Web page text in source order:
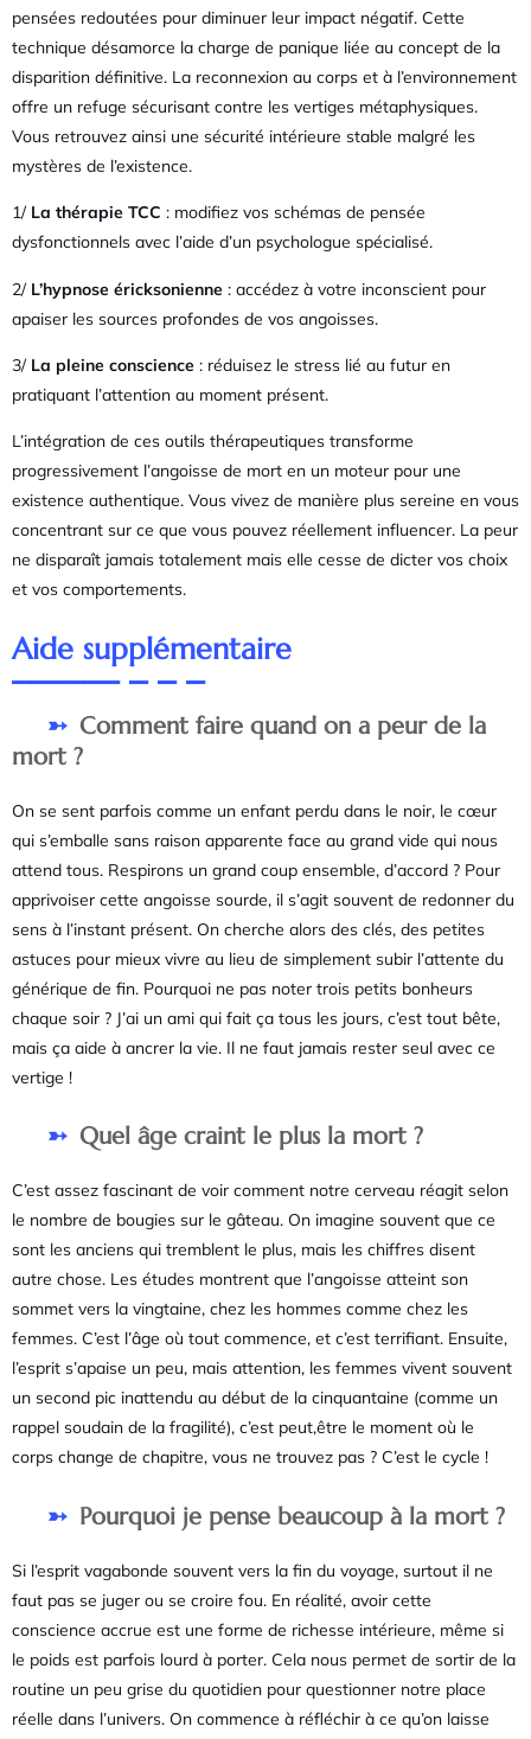
pensées redoutées pour diminuer leur impact négatif. Cette
technique désamorce la charge de panique liée au concept de la
disparition définitive. La reconnexion au corps et à l’environnement
offre un refuge sécurisant contre les vertiges métaphysiques.
Vous retrouvez ainsi une sécurité intérieure stable malgré les
mystères de l’existence.
1/ La thérapie TCC : modifiez vos schémas de pensée
dysfonctionnels avec l’aide d’un psychologue spécialisé.
2/ L’hypnose éricksonienne : accédez à votre inconscient pour
apaiser les sources profondes de vos angoisses.
3/ La pleine conscience : réduisez le stress lié au futur en
pratiquant l’attention au moment présent.
L’intégration de ces outils thérapeutiques transforme
progressivement l’angoisse de mort en un moteur pour une
existence authentique. Vous vivez de manière plus sereine en vous
concentrant sur ce que vous pouvez réellement influencer. La peur
ne disparaît jamais totalement mais elle cesse de dicter vos choix
et vos comportements.
Aide supplémentaire
Comment faire quand on a peur de la
mort ?
On se sent parfois comme un enfant perdu dans le noir, le cœur
qui s’emballe sans raison apparente face au grand vide qui nous
attend tous. Respirons un grand coup ensemble, d’accord ? Pour
apprivoiser cette angoisse sourde, il s’agit souvent de redonner du
sens à l’instant présent. On cherche alors des clés, des petites
astuces pour mieux vivre au lieu de simplement subir l’attente du
générique de fin. Pourquoi ne pas noter trois petits bonheurs
chaque soir ? J’ai un ami qui fait ça tous les jours, c’est tout bête,
mais ça aide à ancrer la vie. Il ne faut jamais rester seul avec ce
vertige !
Quel âge craint le plus la mort ?
C’est assez fascinant de voir comment notre cerveau réagit selon
le nombre de bougies sur le gâteau. On imagine souvent que ce
sont les anciens qui tremblent le plus, mais les chiffres disent
autre chose. Les études montrent que l’angoisse atteint son
sommet vers la vingtaine, chez les hommes comme chez les
femmes. C’est l’âge où tout commence, et c’est terrifiant. Ensuite,
l’esprit s’apaise un peu, mais attention, les femmes vivent souvent
un second pic inattendu au début de la cinquantaine (comme un
rappel soudain de la fragilité), c’est peut,être le moment où le
corps change de chapitre, vous ne trouvez pas ? C’est le cycle !
Pourquoi je pense beaucoup à la mort ?
Si l’esprit vagabonde souvent vers la fin du voyage, surtout il ne
faut pas se juger ou se croire fou. En réalité, avoir cette
conscience accrue est une forme de richesse intérieure, même si
le poids est parfois lourd à porter. Cela nous permet de sortir de la
routine un peu grise du quotidien pour questionner notre place
réelle dans l’univers. On commence à réfléchir à ce qu’on laisse